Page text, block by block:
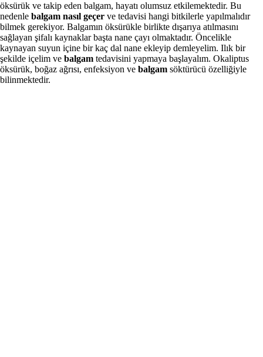
öksürük ve takip eden balgam, hayatı olumsuz etkilemektedir. Bu
nedenle balgam nasıl geçer ve tedavisi hangi bitkilerle yapılmalıdır
bilmek gerekiyor. Balgamın öksürükle birlikte dışarıya atılmasını
sağlayan şifalı kaynaklar başta nane çayı olmaktadır. Öncelikle
kaynayan suyun içine bir kaç dal nane ekleyip demleyelim. Ilık bir
şekilde içelim ve balgam tedavisini yapmaya başlayalım. Okaliptus
öksürük, boğaz ağrısı, enfeksiyon ve balgam söktürücü özelliğiyle
bilinmektedir.